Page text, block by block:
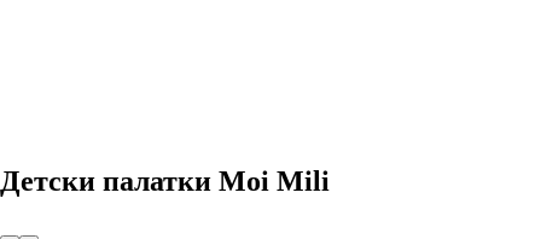
Детски палатки Moi Mili